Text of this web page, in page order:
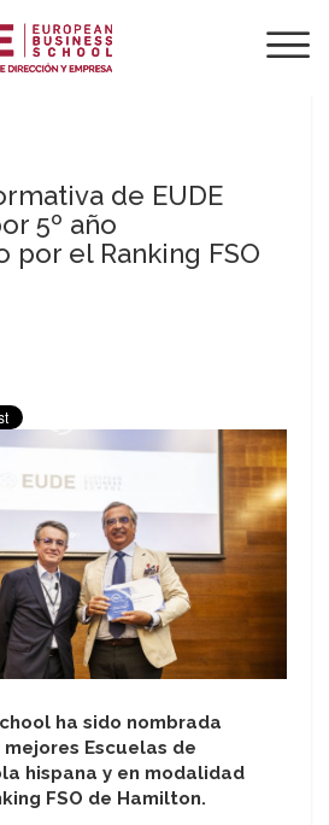
de EUDE
5º año
por el Ranking FSO
ha sido nombrada
Escuelas de
hispana y en modalidad
FSO de Hamilton.